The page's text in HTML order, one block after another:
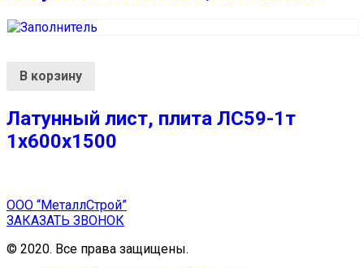
В корзину
Латунный лист, плита ЛС59-1т
1х600х1500
ООО “МеталлСтрой”
ЗАКАЗАТЬ ЗВОНОК
© 2020. Все права защищены.